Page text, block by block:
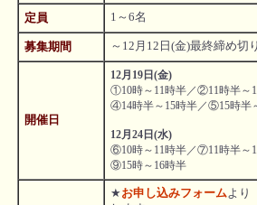
定員 1～6名
募集期間 ～12月12日(金)最終締め切り
開催日
12月19日(金)
①10時～11時半／②11時半～
④14時半～15時半／⑤15時半
12月24日(水)
⑥10時～11時半／⑦11時半～
⑨15時～16時半
★お申し込みフォームより